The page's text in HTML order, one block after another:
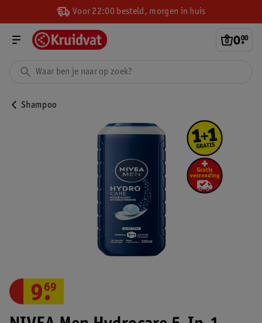
Voor 22:00 besteld, morgen in huis
0.
00
Shampoo
9.
69